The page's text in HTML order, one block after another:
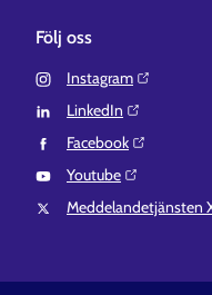
Följ oss
Instagram⁠
LinkedIn⁠
Facebook⁠
Youtube⁠
Meddelandetjänsten